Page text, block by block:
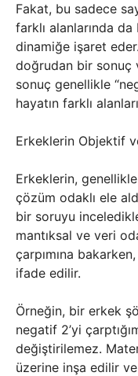
Fakat, bu sadece
farklı alanlarında
dinamiğe işaret
doğrudan bir sonuç
sonuç genellikle
hayatın farklı
Erkeklerin Objektif
Erkeklerin,
çözüm odaklı ele
bir soruyu
mantıksal ve veri
çarpımına
ifade edilir.
Örneğin, bir erkek
negatif 2’yi
değiştirilemez.
üzerine inşa edilir ve